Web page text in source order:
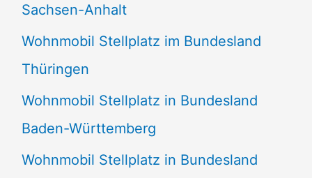
Sachsen-Anhalt
Wohnmobil Stellplatz im Bundesland
Thüringen
Wohnmobil Stellplatz in Bundesland
Baden-Württemberg
Wohnmobil Stellplatz in Bundesland